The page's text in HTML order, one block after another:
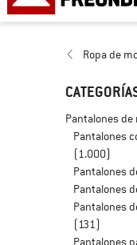
Ropa de
Pantalones
Pantalones
(1.000)
Pantalones
Pantalones
Pantalones
(131)
Pantalones